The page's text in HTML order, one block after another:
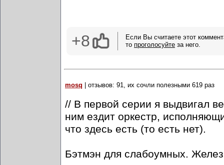
+8
Если Вы считаете этот
то проголосуйте за него.
mosq | отзывов: 91, их сочли полезными 619 раз
// В первой серии я выдвигал
ним ездит оркестр,
что здесь есть (то есть нет).
Бэтмэн для слабоумных.